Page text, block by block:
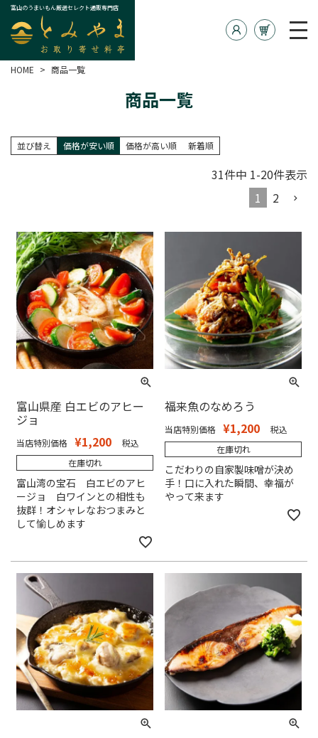
富山のうまいもん厳選セレクト通販専門店
HOME 商品一覧
商品一覧
並び替え 価格が安い順 価格が高い順 新着順
31件中 1-20件表示
1
2
富山県産 白エビのアヒー
ジョ
当店特別価格 ¥1,200
税込
在庫切れ
富山湾の宝石 白エビのアヒ
ージョ 白ワインとの相性も
抜群！オシャレなおつまみと
して愉しめます
福来魚のなめろう
当店特別価格 ¥1,200
税込
在庫切れ
こだわりの自家製味噌が決め
手！口に入れた瞬間、幸福が
やって来ます